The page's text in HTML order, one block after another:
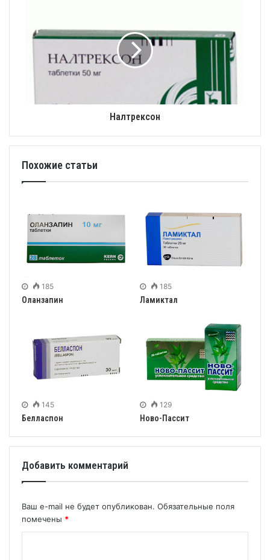
Налтрексон
Похожие статьи
185
Оланзапин
185
Ламиктал
145
Белласпон
129
Ново-Пассит
Добавить комментарий
Ваш e-mail не будет опубликован. Обязательные поля
помечены *